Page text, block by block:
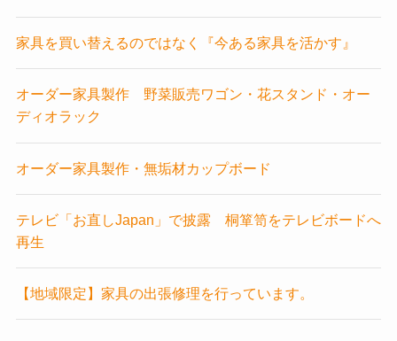
家具を買い替えるのではなく『今ある家具を活かす』
オーダー家具製作 野菜販売ワゴン・花スタンド・オー
ディオラック
オーダー家具製作・無垢材カップボード
テレビ「お直しJapan」で披露 桐箪笥をテレビボードへ
再生
【地域限定】家具の出張修理を行っています。